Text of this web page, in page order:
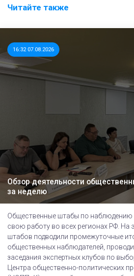
Читайте также
16:32 07.08.2026
Обзор деятельности
за неделю
Общественные штабы по наблюдению
свою работу во всех регионах РФ. На
штабов подводили промежуточные
общественных наблюдателей,
заседания экспертных клубов по
Центра общественно-политических